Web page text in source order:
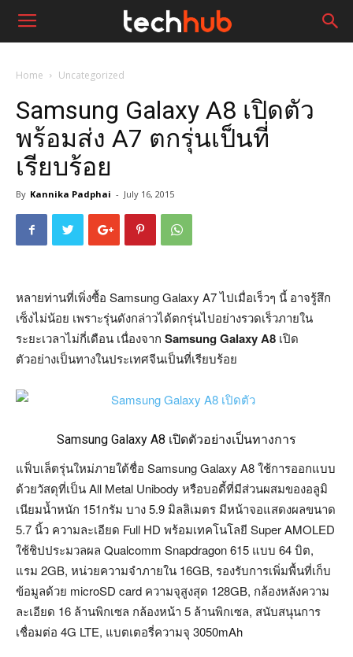
Home Uncategorized
Samsung Galaxy A8 เปิดตัว
พร้อมส่ง A7 ตกรุ่นเป็นที่
เรียบร้อย
By Kannika Padphai - July 16, 2015
หลายท่านที่เพิ่งซื้อ Samsung Galaxy A7 ไปเมื่อเร็วๆ นี้ อาจรู้สึก
เซ็งไม่น้อย เพราะรุ่นดังกล่าวได้ตกรุ่นไปอย่างรวดเร็วภายใน
ระยะเวลาไม่กี่เดือน เนื่องจาก Samsung Galaxy A8 เปิด
ตัวอย่างเป็นทางในประเทศจีนเป็นที่เรียบร้อย
Samsung Galaxy A8 เปิดตัวอย่างเป็นทางการ
แฟ็บเล็ตรุ่นใหม่ภายใต้ชื่อ Samsung Galaxy A8 ใช้การออกแบบ
ด้วยวัสดุที่เป็น All Metal Unibody หรือบอดี้ที่มีส่วนผสมของอลูมิ
เนียมน้ำหนัก 151กรัม บาง 5.9 มิลลิเมตร มีหน้าจอแสดงผลขนาด
5.7 นิ้ว ความละเอียด Full HD พร้อมเทคโนโลยี Super AMOLED
ใช้ชิปประมวลผล Qualcomm Snapdragon 615 แบบ 64 บิต,
แรม 2GB, หน่วยความจำภายใน 16GB, รองรับการเพิ่มพื้นที่เก็บ
ข้อมูลด้วย microSD card ความจุสูงสุด 128GB, กล้องหลังความ
ละเอียด 16 ล้านพิกเซล กล้องหน้า 5 ล้านพิกเซล, สนับสนุนการ
เชื่อมต่อ 4G LTE, แบตเตอรี่ความจุ 3050mAh